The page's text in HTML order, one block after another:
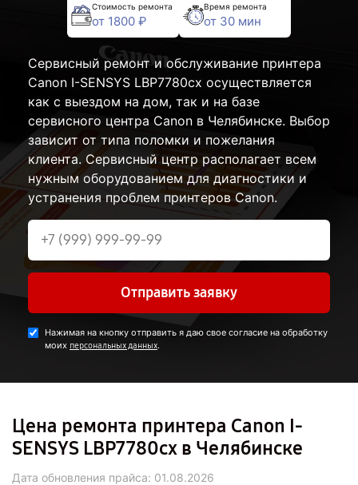
Стоимость ремонта
от 1800 ₽
Время ремонта
от 30 мин
Сервисный ремонт и обслуживание принтера
Canon I-SENSYS LBP7780cx осуществляется
как с выездом на дом, так и на базе
сервисного центра Canon в Челябинске. Выбор
зависит от типа поломки и пожелания
клиента. Сервисный центр располагает всем
нужным оборудованием для диагностики и
устранения проблем принтеров Canon.
Отправить заявку
Нажимая на кнопку отправить я даю свое согласие на обработку
моих персональных данных.
Цена ремонта принтера Canon I-
SENSYS LBP7780cx в Челябинске
Дата обновления прайса: 01.08.2026